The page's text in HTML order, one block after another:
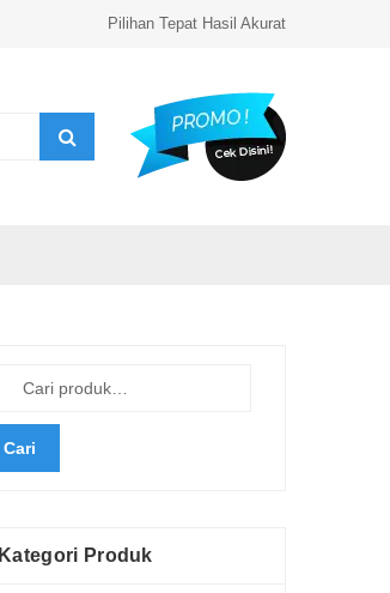
Pilihan Tepat Hasil Akurat
Cari
Kategori Produk